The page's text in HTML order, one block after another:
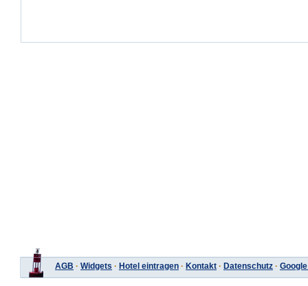
AGB · Widgets · Hotel eintragen · Kontakt · Datenschutz ·